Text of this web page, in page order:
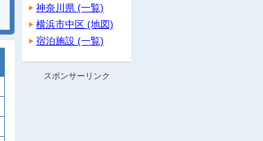
神奈川県 (一覧)
横浜市中区 (地図)
宿泊施設 (一覧)
スポンサーリンク